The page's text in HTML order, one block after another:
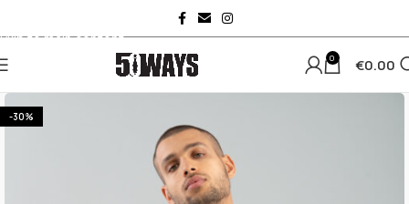
Skip to main content
0 €0.00
-30%